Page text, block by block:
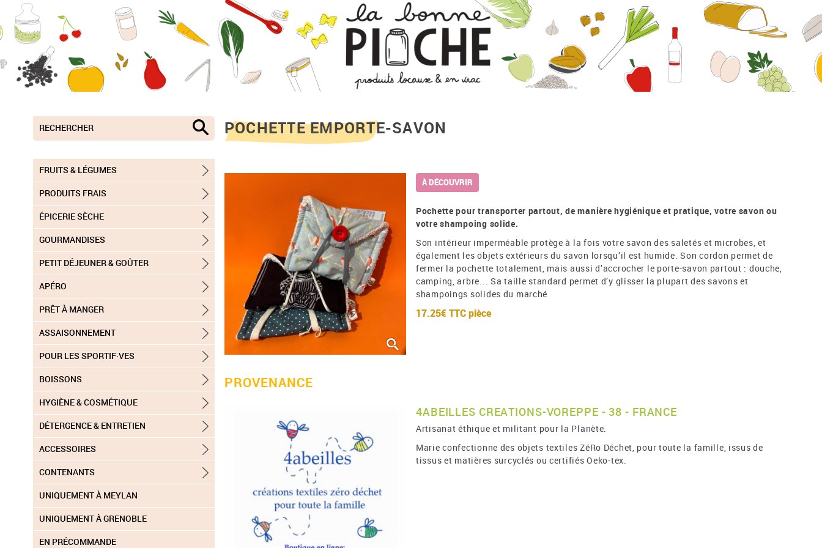
FRUITS & LÉGUMES
PRODUITS FRAIS
ÉPICERIE SÈCHE
GOURMANDISES
PETIT DÉJEUNER & GOÛTER
APÉRO
PRÊT À MANGER
ASSAISONNEMENT
POUR LES SPORTIF·VES
BOISSONS
HYGIÈNE & COSMÉTIQUE
DÉTERGENCE & ENTRETIEN
ACCESSOIRES
CONTENANTS
UNIQUEMENT À MEYLAN
UNIQUEMENT À GRENOBLE
EN PRÉCOMMANDE
POCHETTE EMPORTE-SAVON
À DÉCOUVRIR
Pochette pour transporter partout, de manière hygiénique et pratique, votre savon ou
votre shampoing solide.
Son intérieur imperméable protège à la fois votre savon des saletés et microbes, et
également les objets extérieurs du savon lorsqu’il est humide. Son cordon permet de
fermer la pochette totalement, mais aussi d’accrocher le porte-savon partout : douche,
camping, arbre... Sa taille standard permet d’y glisser la plupart des savons et
shampoings solides du marché
17.25€ TTCpièce
PROVENANCE
4ABEILLES CREATIONS-VOREPPE - 38 - FRANCE
Artisanat éthique et militant pour la Planète.
Marie confectionne des objets textiles ZéRo Déchet, pour toute la famille, issus de
tissus et matières surcyclés ou certifiés Oeko-tex.